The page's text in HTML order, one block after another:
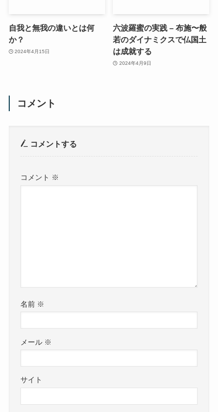
自我と無我の違いとは何
か？
2024年4月15日
六波羅蜜の実践 – 布施〜般
若のダイナミクスで仏国土
は成就する
2024年4月9日
コメント
コメントする
コメント ※
名前 ※
メール ※
サイト